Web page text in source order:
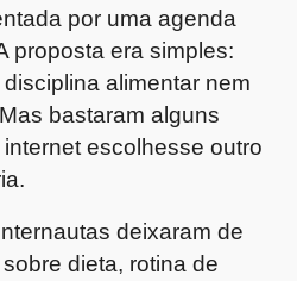
por uma agenda
proposta era simples:
alimentar nem
bastaram alguns
escolhesse outro
deixaram de
dieta, rotina de